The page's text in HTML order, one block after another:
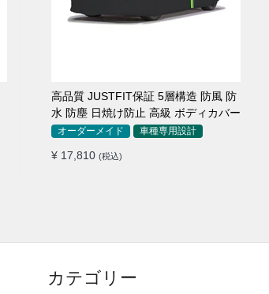
高品質 JUSTFIT保証 5層構造 防風 防
水 防塵 日焼け防止 高級 ボディカバー
オーダーメイド 車種専用設計
¥ 17,810 (税込)
カテゴリー